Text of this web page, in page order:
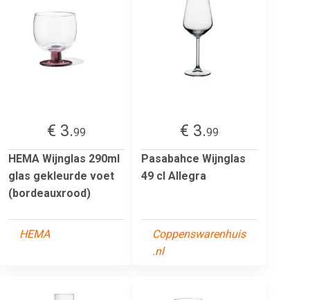
€ 3.99
HEMA Wijnglas 290ml
glas gekleurde voet
(bordeauxrood)
HEMA
€ 3.99
Pasabahce Wijnglas
49 cl Allegra
Coppenswarenhuis
.nl